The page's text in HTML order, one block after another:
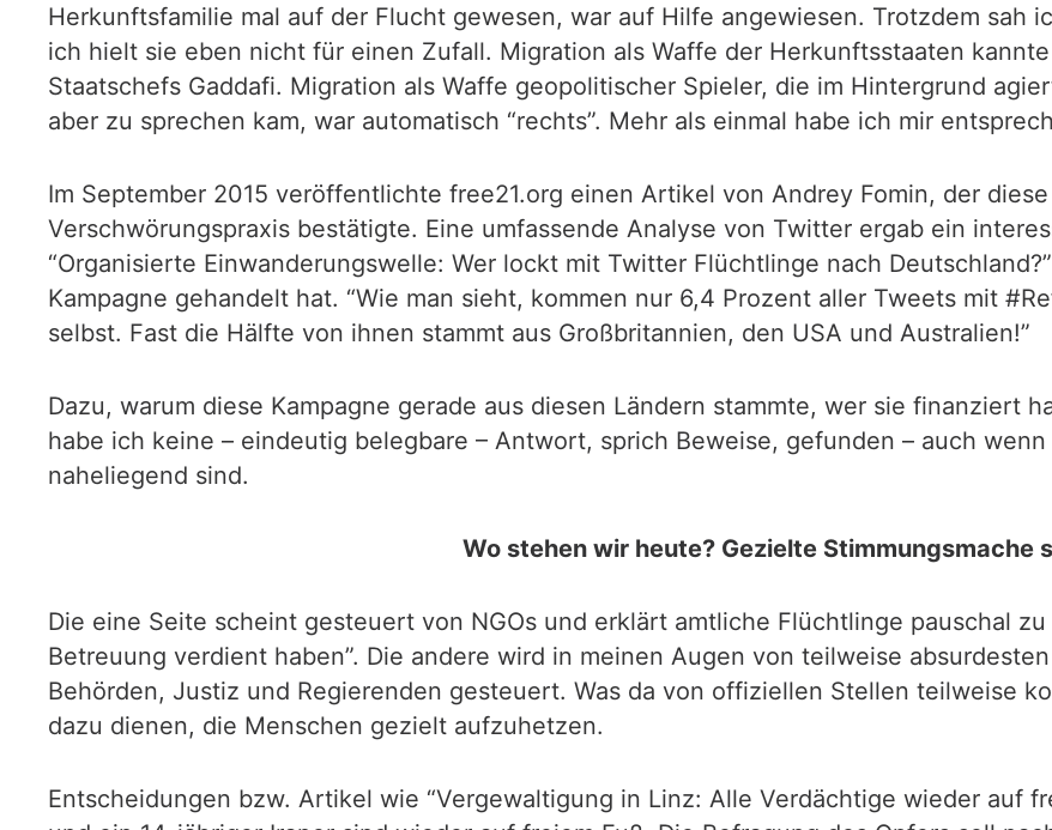
Herkunftsfamilie mal auf der Flucht gewesen, war auf Hilfe angewiesen. Trotzdem sah
ich hielt sie eben nicht für einen Zufall. Migration als Waffe der Herkunftsstaaten
Staatschefs Gaddafi. Migration als Waffe geopolitischer Spieler, die im Hintergrund
aber zu sprechen kam, war automatisch “rechts”. Mehr als einmal habe ich mir
Im September 2015 veröffentlichte free21.org einen Artikel von Andrey Fomin, der
Verschwörungspraxis bestätigte. Eine umfassende Analyse von Twitter ergab ein
“Organisierte Einwanderungswelle: Wer lockt mit Twitter Flüchtlinge nach
Kampagne gehandelt hat. “Wie man sieht, kommen nur 6,4 Prozent aller Tweets mit
selbst. Fast die Hälfte von ihnen stammt aus Großbritannien, den USA und Australien!”
Dazu, warum diese Kampagne gerade aus diesen Ländern stammte, wer sie finanziert
habe ich keine – eindeutig belegbare – Antwort, sprich Beweise, gefunden – auch
naheliegend sind.
Wo stehen wir heute? Gezielte Stimmungsmache
Die eine Seite scheint gesteuert von NGOs und erklärt amtliche Flüchtlinge pauschal
Betreuung verdient haben”. Die andere wird in meinen Augen von teilweise
Behörden, Justiz und Regierenden gesteuert. Was da von offiziellen Stellen teilweise
dazu dienen, die Menschen gezielt aufzuhetzen.
Entscheidungen bzw. Artikel wie “Vergewaltigung in Linz: Alle Verdächtige wieder auf